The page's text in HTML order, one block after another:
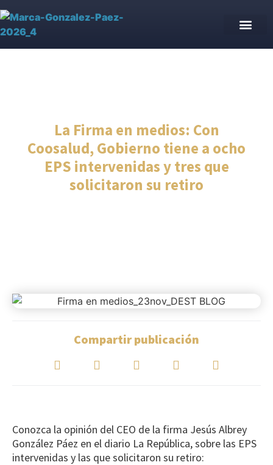
La Firma en medios: Con
Coosalud, Gobierno tiene a ocho
EPS intervenidas y tres que
solicitaron su retiro
Compartir publicación
Conozca la opinión del CEO de la firma Jesús Albrey
González Páez en el diario La República, sobre las EPS
intervenidas y las que solicitaron su retiro: